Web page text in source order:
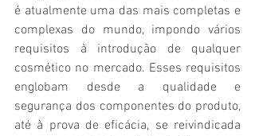
é atualmente uma das mais completas e
complexas do mundo, impondo vários
requisitos à introdução de qualquer
cosmético no mercado. Esses requisitos
englobam desde a qualidade e
segurança dos componentes do produto,
até à prova de eficácia, se reivindicada